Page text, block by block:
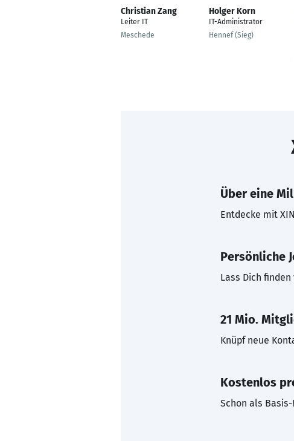
Christian Zang
Leiter IT
Meschede
Holger Korn
IT-Administrator
Hennef (Sieg)
Über eine
Entdecke mit
Persönliche
Lass Dich
21 Mio.
Knüpf neue
Kostenlos
Schon als